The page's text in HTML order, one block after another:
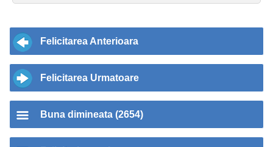
Felicitarea Anterioara
Felicitarea Urmatoare
Buna dimineata (2654)